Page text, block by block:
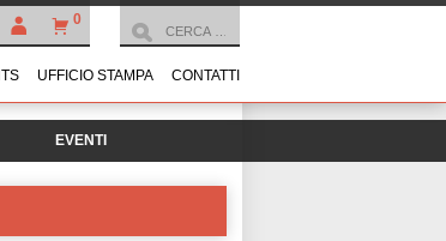
0
UFFICIO STAMPA CONTATTI
EVENTI